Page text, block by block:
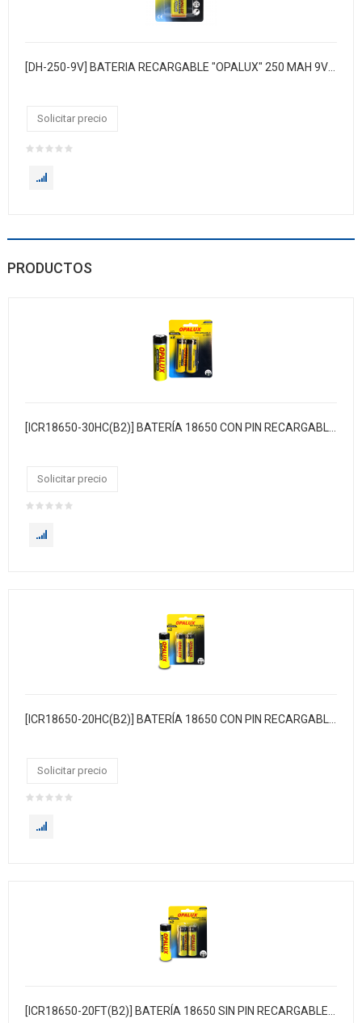
[DH-250-9V] BATERIA RECARGABLE "OPALUX" 250 MAH 9V N-MH. Medidas: Alto 1.6 x Ancho 2.6 x Largo 4.5 cm. EN BLISTER/ 12 BLISTER X CAJA.
Solicitar precio
PRODUCTOS
[ICR18650-30HC(B2)] BATERÍA 18650 CON PIN RECARGABLE(HC) LI-ION 3.7V
Solicitar precio
[ICR18650-20HC(B2)] BATERÍA 18650 CON PIN RECARGABLE(HC) LI-ION 3.7V
Solicitar precio
[ICR18650-20FT(B2)] BATERÍA 18650 SIN PIN RECARGABLE(FC) LI-ION 3.7V